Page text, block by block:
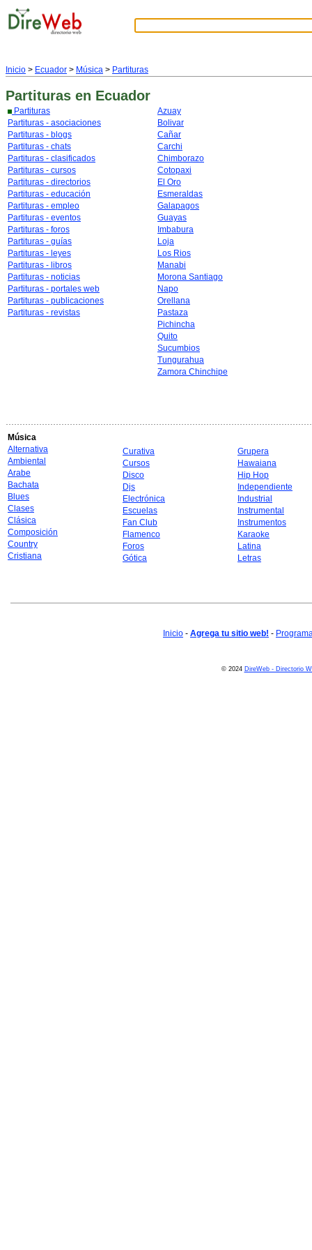
Inicio > Ecuador > Música > Partituras
Partituras en Ecuador
Partituras
Partituras - asociaciones
Partituras - blogs
Partituras - chats
Partituras - clasificados
Partituras - cursos
Partituras - directorios
Partituras - educación
Partituras - empleo
Partituras - eventos
Partituras - foros
Partituras - guías
Partituras - leyes
Partituras - libros
Partituras - noticias
Partituras - portales web
Partituras - publicaciones
Partituras - revistas
Azuay
Bolivar
Cañar
Carchi
Chimborazo
Cotopaxi
El Oro
Esmeraldas
Galapagos
Guayas
Imbabura
Loja
Los Rios
Manabi
Morona Santiago
Napo
Orellana
Pastaza
Pichincha
Quito
Sucumbios
Tungurahua
Zamora Chinchipe
Música
Alternativa
Ambiental
Arabe
Bachata
Blues
Clases
Clásica
Composición
Country
Cristiana
Curativa
Cursos
Disco
Djs
Electrónica
Escuelas
Fan Club
Flamenco
Foros
Gótica
Grupera
Hawaiana
Hip Hop
Independiente
Industrial
Instrumental
Instrumentos
Karaoke
Latina
Letras
Inicio - Agrega tu sitio web! -
© 2024 DireWeb - Directorio